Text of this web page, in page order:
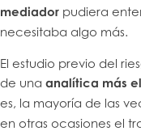
mediador pudiera
necesitaba algo más.
El estudio previo del
de una analítica más
es, la mayoría de las
en otras ocasiones el